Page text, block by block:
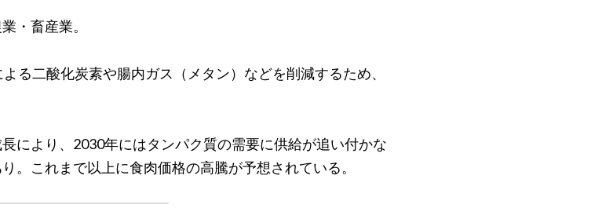
・畜産業。
る二酸化炭素や腸内ガス（メタン）などを削減するため、
により、2030年にはタンパク質の需要に供給が追い付かな
。これまで以上に食肉価格の高騰が予想されている。